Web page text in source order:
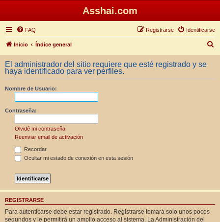
Asshai.com
FAQ Identificarse
Registrarse
Inicio Índice general
u
c
El administrador del sitio requiere que esté registrado y se
haya identificado para ver perfiles.
Nombre de Usuario:
Contraseña:
Olvidé mi contraseña
Reenviar email de activación
Recordar
Ocultar mi estado de conexión en esta sesión
REGISTRARSE
Para autenticarse debe estar registrado. Registrarse tomará solo unos pocos
segundos y le permitirá un amplio acceso al sistema. La Administración del